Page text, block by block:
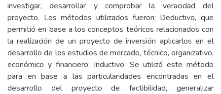
investigar, desarrollar y comprobar la veracidad del
proyecto. Los métodos utilizados fueron: Deductivo, que
permitió en base a los conceptos teóricos relacionados con
la realización de un proyecto de inversión aplicarlos en el
desarrollo de los estudios de mercado, técnico, organizativo,
económico y financiero; Inductivo: Se utilizó este método
para en base a las particularidades encontradas en el
desarrollo del proyecto de factibilidad, generalizar